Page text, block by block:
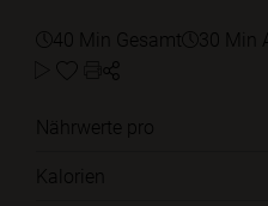
40 Min Gesamt 30 Min
Nährwerte pro
Kalorien